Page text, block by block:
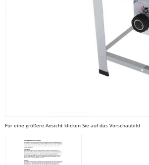
Für eine größere Ansicht klicken Sie auf das Vorschaubild